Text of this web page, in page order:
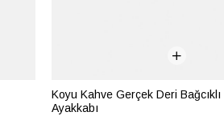
Koyu Kahve Gerçek Deri
Ayakkabı